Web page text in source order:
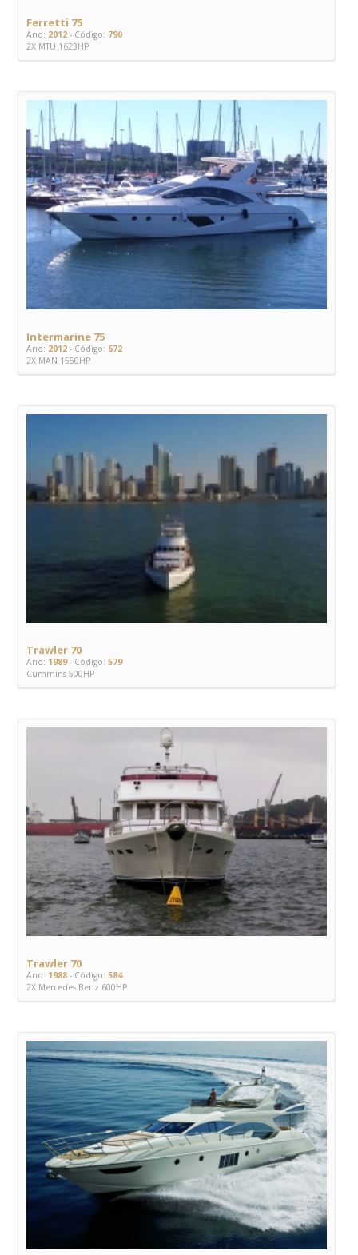
Ferretti 75
Ano: 2012 - Código: 790
2X MTU 1623HP
Intermarine 75
Ano: 2012 - Código: 672
2X MAN 1550HP
Trawler 70
Ano: 1989- Código: 579
Cummins 500HP
Trawler 70
Ano: 1988 - Código: 584
2X Mercedes Benz 600HP